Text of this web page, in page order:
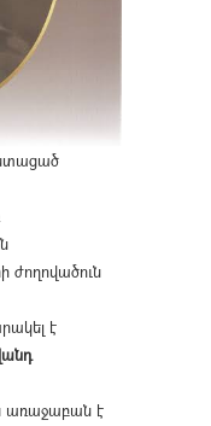
է
առաջաբան է